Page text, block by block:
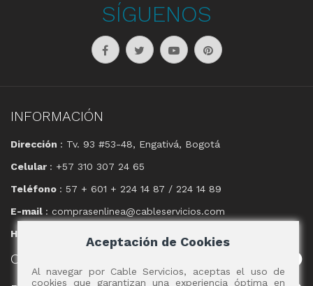
SÍGUENOS
INFORMACIÓN
Dirección : Tv. 93 #53-48, Engativá, Bogotá
Celular : +57 310 307 24 65
Teléfono : 57 + 601 + 224 14 87 / 224 14 89
E-mail : comprasenlinea@cableservicios.com
Horario
CABLE
Aceptación de Cookies
Al navegar por Cable Servicios, aceptas el uso de
cookies que garantizan una experiencia óptima en